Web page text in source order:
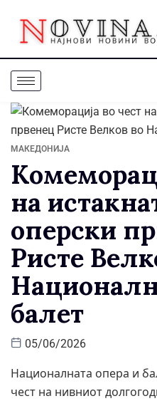
МАКЕДОНИЈА
на
оперски
Ристе
балет
05/06/2026
Националната опера и
чест на нивниот